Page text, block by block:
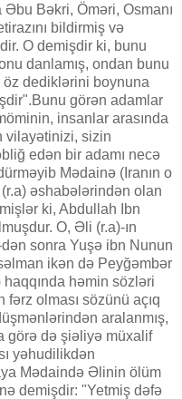
Əbu Bəkri, Öməri, Osmanı
bildirmiş və
O demişdir ki, bunu
danlamış, ondan bunu
dediklərini boynuna
görən adamlar
insanlar arasında
vilayətinizi, sizin
edən bir adamı necə
Mədainə (Iranın o
əshabələrindən olan
ki, Abdullah Ibn
O, Əli (r.a)-ın
sonra Yuşə ibn Nunun
ikən də Peyğəmbər
həmin sözləri
fərz olması sözünü açıq
aralanmış,
görə də şiəliyə müxalif
yəhudilikdən
Mədaində Əlinin ölüm
demişdir: "Yetmiş dəfə